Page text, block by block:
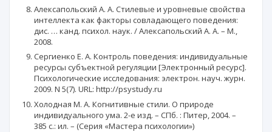
Алексапольский А. А. Стилевые и уровневые свойства
интеллекта как факторы совладающего поведения:
дис. … канд. психол. наук. / Алексапольский А. А. – М.,
2008.
Сергиенко Е. А. Контроль поведения: индивидуальные
ресурсы субъектной регуляции [Электронный ресурс].
Психологические исследования: электрон. науч. журн.
2009. N 5(7). URL: http://psystudy.ru
Холодная М. А. Когнитивные стили. О природе
индивидуального ума. 2-е изд. – СПб. : Питер, 2004. –
385 с.: ил. – (Серия «Мастера психологии»)